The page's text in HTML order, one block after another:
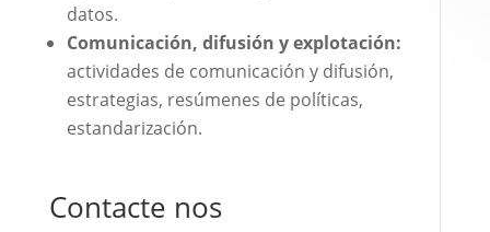
datos.
Comunicación, difusión y explotación:
actividades de comunicación y difusión,
estrategias, resúmenes de políticas,
estandarización.
Contacte nos